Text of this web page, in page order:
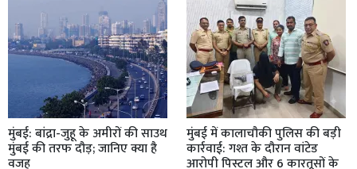
मुंबई: बांद्रा-जुहू के अमीरों की साउथ
मुंबई की तरफ दौड़; जानिए क्या है
वजह
मुंबई में कालाचौकी पुलिस की बड़ी
कार्रवाई: गश्त के दौरान वांटेड
आरोपी पिस्टल और 6 कारतूसों के